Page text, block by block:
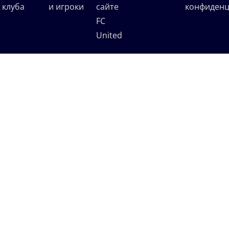
клуба
и игроки
сайте
FC
United